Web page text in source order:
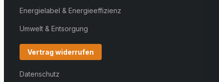
Energielabel & Energieeffizienz
Umwelt & Entsorgung
Vertrag widerrufen
Datenschutz